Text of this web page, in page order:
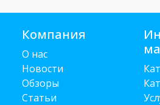
Компания
О нас
Новости
Обзоры
Статьи